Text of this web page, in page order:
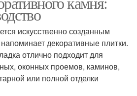
искусственно созданным
декоративные плитки.
отлично подходит для
оконных проемов, каминов,
или полной отделки